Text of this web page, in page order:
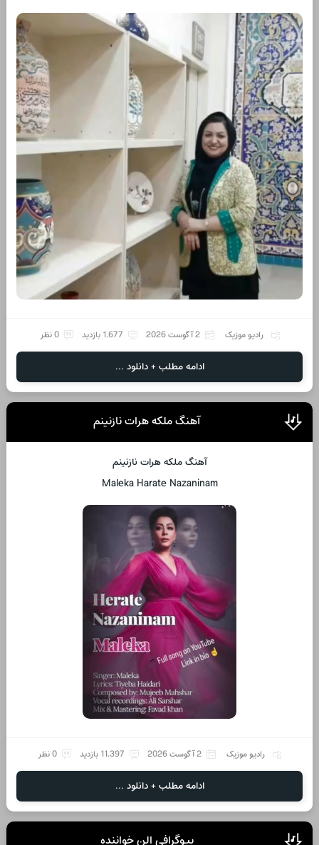
رادیو موزیک 2 آگوست 2026 1,677 بازدید 0 نظر
ادامه مطلب + دانلود ...
آهنگ ملکه هرات نازنینم
آهنگ ملکه هرات نازنینم
Maleka Harate Nazaninam
رادیو موزیک 2 آگوست 2026 11,397 بازدید 0 نظر
ادامه مطلب + دانلود ...
بیوگرافی الن خواننده